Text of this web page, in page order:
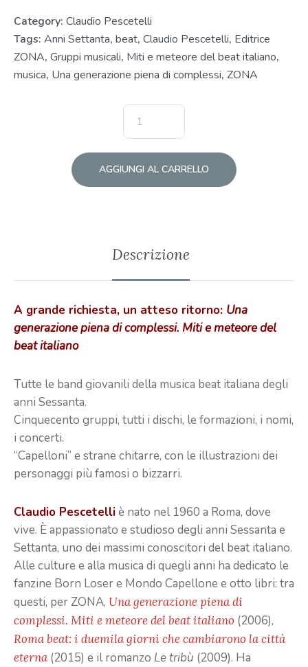
Category: Claudio Pescetelli
Tags: Anni Settanta, beat, Claudio Pescetelli, Editrice
ZONA, Gruppi musicali, Miti e meteore del beat italiano,
musica, Una generazione piena di complessi, ZONA
AGGIUNGI AL CARRELLO
Descrizione
A grande richiesta, un atteso ritorno: Una
generazione piena di complessi. Miti e meteore del
beat italiano
Tutte le band giovanili della musica beat italiana degli
anni Sessanta.
Cinquecento gruppi, tutti i dischi, le formazioni, i nomi,
i concerti.
“Capelloni” e strane chitarre, con le illustrazioni dei
personaggi più famosi o bizzarri.
Claudio Pescetelliè nato nel 1960 a Roma, dove
vive. È appassionato e studioso degli anni Sessanta e
Settanta, uno dei massimi conoscitori del beat italiano.
Alle culture e alla musica di quegli anni ha dedicato le
fanzine Born Loser e Mondo Capellone e otto libri: tra
questi, per ZONA, Una generazione piena di
complessi. Miti e meteore del beat italiano (2006),
Roma beat: i duemila giorni che cambiarono la città
eterna (2015) e il romanzo Le tribù (2009). Ha